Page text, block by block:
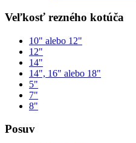
Veľkosť rezného kotúča
10" alebo 12"
12"
14"
14", 16" alebo 18"
5"
7"
8"
Posuv